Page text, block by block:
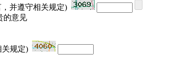
并遵守相关规定)
的意见
关规定)